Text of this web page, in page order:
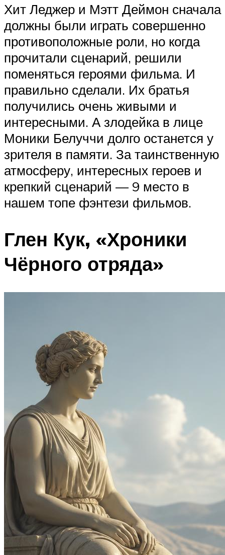
Хит Леджер и Мэтт Деймон сначала
должны были играть совершенно
противоположные роли, но когда
прочитали сценарий, решили
поменяться героями фильма. И
правильно сделали. Их братья
получились очень живыми и
интересными. А злодейка в лице
Моники Белуччи долго останется у
зрителя в памяти. За таинственную
атмосферу, интересных героев и
крепкий сценарий — 9 место в
нашем топе фэнтези фильмов.
Глен Кук, «Хроники
Чёрного отряда»